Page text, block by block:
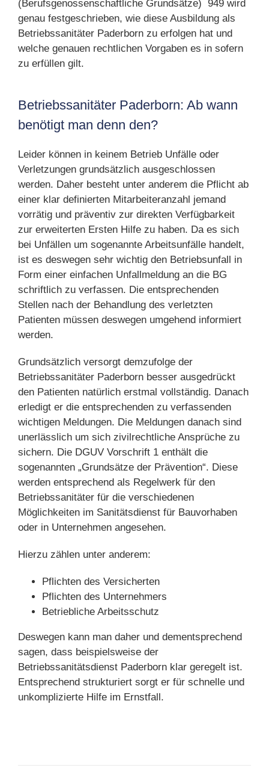
(Berufsgenossenschaftliche Grundsätze) 949 wird
genau festgeschrieben, wie diese Ausbildung als
Betriebssanitäter Paderborn zu erfolgen hat und
welche genauen rechtlichen Vorgaben es in sofern
zu erfüllen gilt.
Betriebssanitäter Paderborn: Ab wann
benötigt man denn den?
Leider können in keinem Betrieb Unfälle oder
Verletzungen grundsätzlich ausgeschlossen
werden. Daher besteht unter anderem die Pflicht ab
einer klar definierten Mitarbeiteranzahl jemand
vorrätig und präventiv zur direkten Verfügbarkeit
zur erweiterten Ersten Hilfe zu haben. Da es sich
bei Unfällen um sogenannte Arbeitsunfälle handelt,
ist es deswegen sehr wichtig den Betriebsunfall in
Form einer einfachen Unfallmeldung an die BG
schriftlich zu verfassen. Die entsprechenden
Stellen nach der Behandlung des verletzten
Patienten müssen deswegen umgehend informiert
werden.
Grundsätzlich versorgt demzufolge der
Betriebssanitäter Paderborn besser ausgedrückt
den Patienten natürlich erstmal vollständig. Danach
erledigt er die entsprechenden zu verfassenden
wichtigen Meldungen. Die Meldungen danach sind
unerlässlich um sich zivilrechtliche Ansprüche zu
sichern. Die DGUV Vorschrift 1 enthält die
sogenannten „Grundsätze der Prävention“. Diese
werden entsprechend als Regelwerk für den
Betriebssanitäter für die verschiedenen
Möglichkeiten im Sanitätsdienst für Bauvorhaben
oder in Unternehmen angesehen.
Hierzu zählen unter anderem:
Pflichten des Versicherten
Pflichten des Unternehmers
Betriebliche Arbeitsschutz
Deswegen kann man daher und dementsprechend
sagen, dass beispielsweise der
Betriebssanitätsdienst Paderborn klar geregelt ist.
Entsprechend strukturiert sorgt er für schnelle und
unkomplizierte Hilfe im Ernstfall.